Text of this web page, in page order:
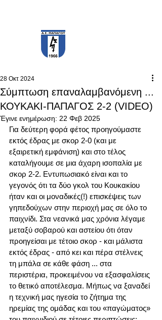
Σύμπτωση επαναλαμβανόμενη ...
ΚΟΥΚΑΚΙ-ΠΑΠΑΓΟΣ 2-2 (VIDEO)
28 Οκτ 2024
Έγινε ενημέρωση: 22 Φεβ 2025
Για δεύτερη φορά φέτος προηγούμαστε
εκτός έδρας με σκορ 2-0 (και με
εξαιρετική εμφάνιση) και στο τέλος
καταλήγουμε σε μια άχαρη ισοπαλία με
σκορ 2-2. Εντυπωσιακό είναι και το
γεγονός ότι τα δύο γκολ του Κουκακίου
ήταν και οι μοναδικές(!) επισκέψεις των
γηπεδούχων στην περιοχή μας σε όλο το
παιχνίδι. Στα νεανικά μας χρόνια λέγαμε
μεταξύ σοβαρού και αστείου ότι όταν
προηγείσαι με τέτοιο σκορ - και μάλιστα
εκτός έδρας - από κει και πέρα στέλνεις
τη μπάλα σε κάθε φάση ... στα
περιστέρια, προκειμένου να εξασφαλίσεις
το θετικό αποτέλεσμα. Μήπως να ξαναδεί
η τεχνική μας ηγεσία το ζήτημα της
ηρεμίας της ομάδας και του «παγώματος»